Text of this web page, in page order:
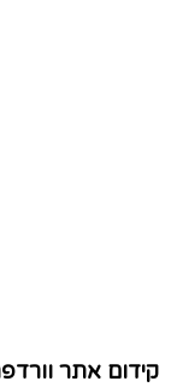
קידום אתר